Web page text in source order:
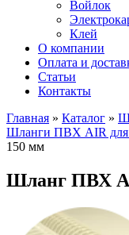
Войлок
Клей
О компании
Оплата и
Статьи
Контакты
Главная » Каталог »
Шланги ПВХ AIR для
150 мм
Шланг ПВХ